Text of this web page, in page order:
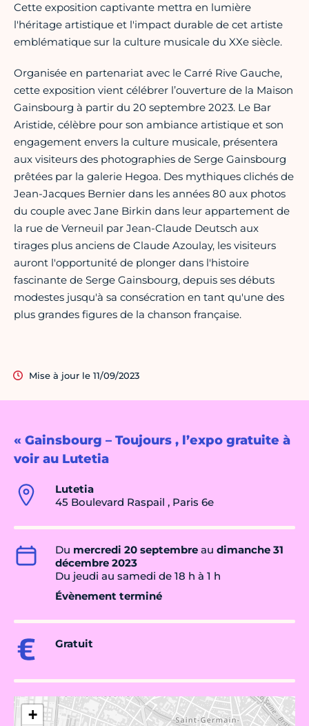
« Gainsbourg – Toujours , l’expo gratuite à
voir au Lutetia
Lutetia
45 Boulevard Raspail , Paris 6e
Du mercredi 20 septembre au dimanche 31
décembre 2023
Du jeudi au samedi de 18 h à 1 h
Évènement terminé
Gratuit
+
Cette exposition captivante mettra en lumière
l'héritage artistique et l'impact durable de cet artiste
emblématique sur la culture musicale du XXe siècle.
Organisée en partenariat avec le Carré Rive Gauche,
cette exposition vient célébrer l’ouverture de la Maison
Gainsbourg à partir du 20 septembre 2023. Le Bar
Aristide, célèbre pour son ambiance artistique et son
engagement envers la culture musicale, présentera
aux visiteurs des photographies de Serge Gainsbourg
prêtées par la galerie Hegoa. Des mythiques clichés de
Jean-Jacques Bernier dans les années 80 aux photos
du couple avec Jane Birkin dans leur appartement de
la rue de Verneuil par Jean-Claude Deutsch aux
tirages plus anciens de Claude Azoulay, les visiteurs
auront l'opportunité de plonger dans l'histoire
fascinante de Serge Gainsbourg, depuis ses débuts
modestes jusqu'à sa consécration en tant qu'une des
plus grandes figures de la chanson française.
Mise à jour le 11/09/2023